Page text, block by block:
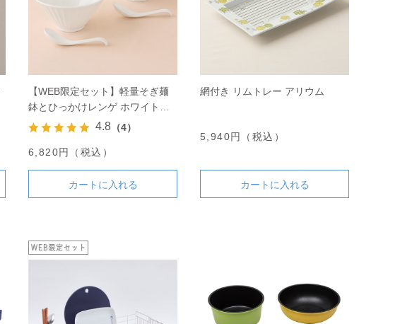
【WEB限定セット】軽量そぎ麺
鉢とひっかけレンゲ ホワイトの
セット
4.8 （4）
6,820円（税込）
カートに入れる
網付き リムトレー アリウム
5,940円（税込）
カートに入れる